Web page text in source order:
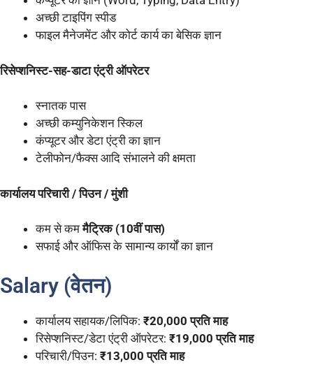
अच्छी टाइपिंग स्पीड
फाइल मैनेजमेंट और कोर्ट कार्य का बेसिक ज्ञान
रिसेप्शनिस्ट-सह-डाटा एंट्री ऑपरेटर
स्नातक पास
अच्छी कम्युनिकेशन स्किल
कंप्यूटर और डेटा एंट्री का ज्ञान
टेलीफोन/फैक्स आदि संभालने की क्षमता
कार्यालय परिचारी / पिउन / मुंशी
कम से कममैट्रिक (10वीं पास)
सफाई और ऑफिस के सामान्य कार्यों का ज्ञान
Salary (वेतन)
कार्यालय सहायक/लिपिक: ₹20,000 प्रति माह
रिसेप्शनिस्ट/डेटा एंट्री ऑपरेटर: ₹19,000 प्रति माह
परिचारी/पिउन: ₹13,000 प्रति माह